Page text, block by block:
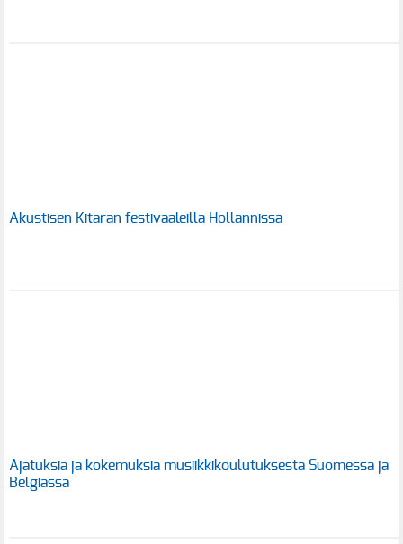
Akustisen Kitaran festivaaleilla Hollannissa
Ajatuksia ja kokemuksia musiikkikoulutuksesta Suomessa ja
Belgiassa